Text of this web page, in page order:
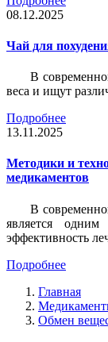
08.12.2025
Чай для
В
веса и ищут
Подробнее
13.11.2025
Методики и
медикаментов
В
является
эффективность
Подробнее
Главная
Обмен